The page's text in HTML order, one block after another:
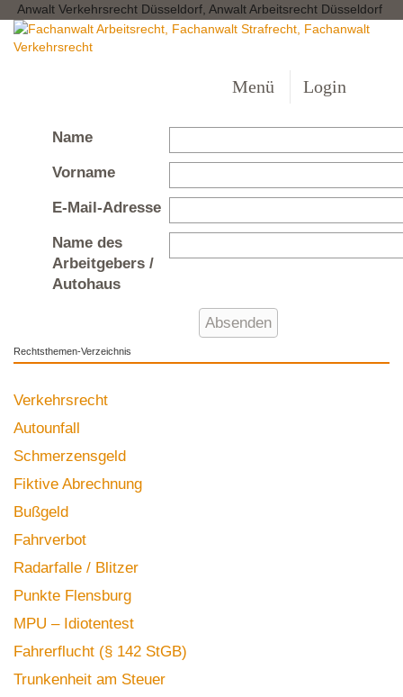
Anwalt Verkehrsrecht Düsseldorf, Anwalt Arbeitsrecht Düsseldorf
Menü Login
Name
Vorname
E-Mail-Adresse
Name des
Arbeitgebers /
Autohaus
Rechtsthemen-Verzeichnis
Verkehrsrecht
Autounfall
Schmerzensgeld
Fiktive Abrechnung
Bußgeld
Fahrverbot
Radarfalle / Blitzer
Punkte Flensburg
MPU – Idiotentest
Fahrerflucht (§ 142 StGB)
Trunkenheit am Steuer